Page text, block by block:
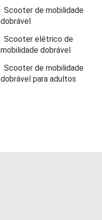
Scooter de mobilidade
dobrável
Scooter elétrico de
mobilidade dobrável
Scooter de mobilidade
dobrável para adultos